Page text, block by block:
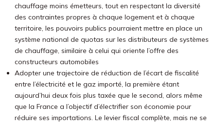
chauffage moins émetteurs, tout en respectant la diversité
des contraintes propres à chaque logement et à chaque
territoire, les pouvoirs publics pourraient mettre en place un
système national de quotas sur les distributeurs de systèmes
de chauffage, similaire à celui qui oriente l’offre des
constructeurs automobiles
Adopter une trajectoire de réduction de l’écart de fiscalité
entre l’électricité et le gaz importé, la première étant
aujourd’hui deux fois plus taxée que le second, alors même
que la France a l’objectif d’électrifier son économie pour
réduire ses importations. Le levier fiscal complète, mais ne se